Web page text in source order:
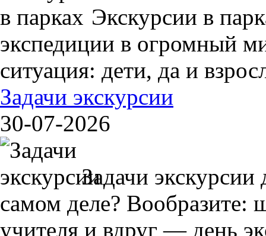
Экскурсии в
экспедиции в огромный
ситуация: дети, да и
Задачи экскурсии
30-07-2026
Задачи
самом деле? Вообразите:
учителя и вдруг — день